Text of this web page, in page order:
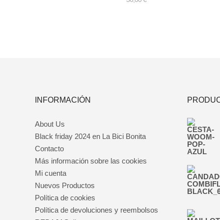
elegir
página
de
producto
INFORMACIÓN
About Us
Black friday 2024 en La Bici Bonita
Contacto
Más información sobre las cookies
Mi cuenta
Nuevos Productos
Política de cookies
Política de devoluciones y reembolsos